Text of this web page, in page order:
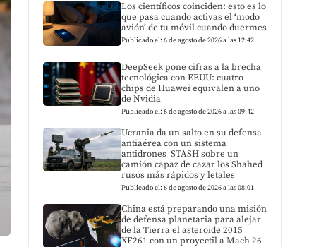
Los científicos coinciden: esto es lo
que pasa cuando activas el ‘modo
avión’ de tu móvil cuando duermes
Publicado el: 6 de agosto de 2026 a las 12:42
DeepSeek pone cifras a la brecha
tecnológica con EEUU: cuatro
chips de Huawei equivalen a uno
de Nvidia
Publicado el: 6 de agosto de 2026 a las 09:42
Ucrania da un salto en su defensa
antiaérea con un sistema
antidrones STASH sobre un
camión capaz de cazar los Shahed
rusos más rápidos y letales
Publicado el: 6 de agosto de 2026 a las 08:01
China está preparando una misión
de defensa planetaria para alejar
de la Tierra el asteroide 2015
XF261 con un proyectil a Mach 26